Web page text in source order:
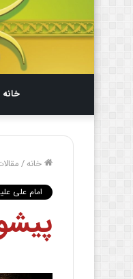
خانه
خانه/
امام علی